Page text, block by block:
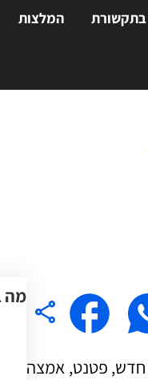
בתקשורת המלצות
חדש, פטנט, אמצה
מה